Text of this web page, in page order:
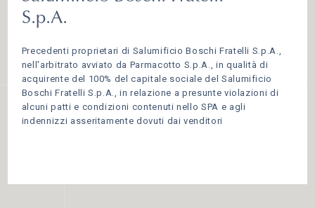
S.p.A.
Precedenti proprietari di Salumificio Boschi Fratelli S.p.A.,
nell'arbitrato avviato da Parmacotto S.p.A., in qualità di
acquirente del 100% del capitale sociale del Salumificio
Boschi Fratelli S.p.A., in relazione a presunte violazioni di
alcuni patti e condizioni contenuti nello SPA e agli
indennizzi asseritamente dovuti dai venditori